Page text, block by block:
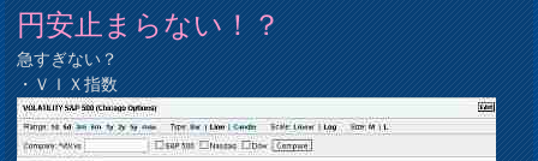
円安止まらない！？
急すぎない？
・ＶＩＸ指数